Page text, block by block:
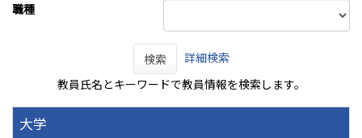
職種
検索
詳細検索
教員氏名とキーワードで教員情報を検索します。
大学